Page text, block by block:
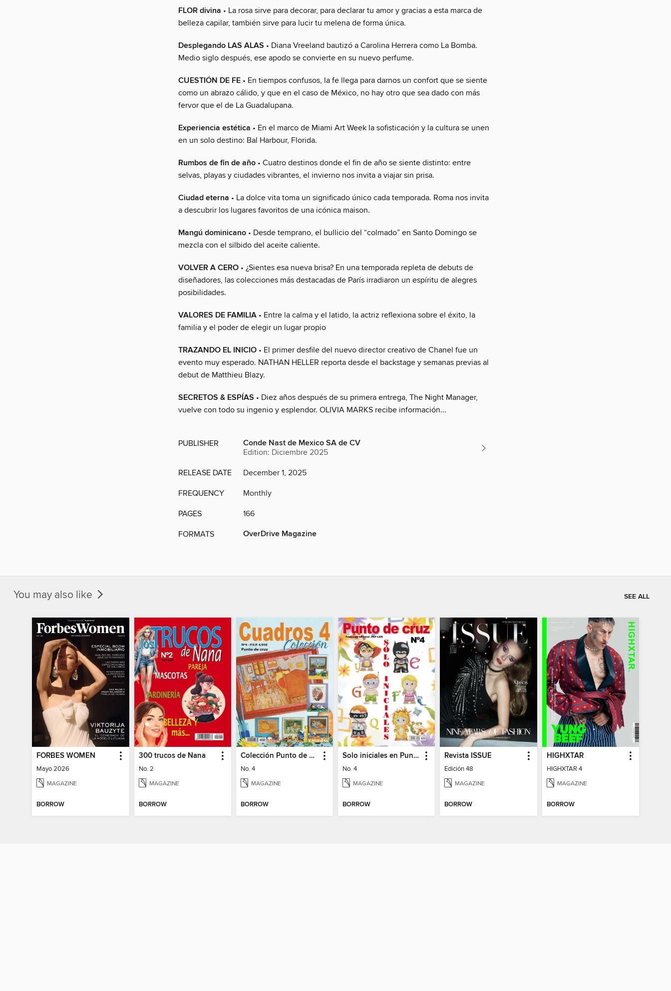
FLOR divina • La rosa sirve para decorar, para declarar tu amor y gracias a esta marca de
belleza capilar, también sirve para lucir tu melena de forma única.
Desplegando LAS ALAS • Diana Vreeland bautizó a Carolina Herrera como La Bomba.
Medio siglo después, ese apodo se convierte en su nuevo perfume.
CUESTIÓN DE FE • En tiempos confusos, la fe llega para darnos un confort que se siente
como un abrazo cálido, y que en el caso de México, no hay otro que sea dado con más
fervor que el de La Guadalupana.
Experiencia estética • En el marco de Miami Art Week la sofisticación y la cultura se unen
en un solo destino: Bal Harbour, Florida.
Rumbos de fin de año • Cuatro destinos donde el fin de año se siente distinto: entre
selvas, playas y ciudades vibrantes, el invierno nos invita a viajar sin prisa.
Ciudad eterna • La dolce vita toma un significado único cada temporada. Roma nos invita
a descubrir los lugares favoritos de una icónica maison.
Mangú dominicano • Desde temprano, el bullicio del “colmado” en Santo Domingo se
mezcla con el silbido del aceite caliente.
VOLVER A CERO • ¿Sientes esa nueva brisa? En una temporada repleta de debuts de
diseñadores, las colecciones más destacadas de París irradiaron un espíritu de alegres
posibilidades.
VALORES DE FAMILIA • Entre la calma y el latido, la actriz reflexiona sobre el éxito, la
familia y el poder de elegir un lugar propio
TRAZANDO EL INICIO • El primer desfile del nuevo director creativo de Chanel fue un
evento muy esperado. NATHAN HELLER reporta desde el backstage y semanas previas al
debut de Matthieu Blazy.
SECRETOS & ESPÍAS • Diez años después de su primera entrega, The Night Manager,
vuelve con todo su ingenio y esplendor. OLIVIA MARKS recibe información...
PUBLISHER Conde Nast de Mexico SA de CV
Edition: Diciembre 2025
RELEASE DATE December 1, 2025
FREQUENCY Monthly
PAGES 166
FORMATS OverDrive Magazine
You may also like SEE ALL
FORBES WOMEN
Mayo 2026
MAGAZINE
BORROW
300 trucos de Nana
No. 2
MAGAZINE
BORROW
Colección Punto de Cruz
No. 4
MAGAZINE
BORROW
Solo iniciales en Punto de Cruz
No. 4
MAGAZINE
BORROW
Revista ISSUE
Edición 48
MAGAZINE
BORROW
HIGHXTAR
HIGHXTAR 4
MAGAZINE
BORROW